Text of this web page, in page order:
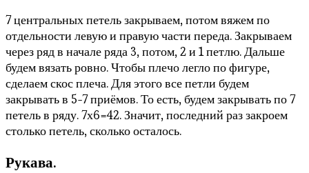
7 центральных петель закрываем, потом вяжем по
отдельности левую и правую части переда. Закрываем
через ряд в начале ряда 3, потом, 2 и 1 петлю. Дальше
будем вязать ровно. Чтобы плечо легло по фигуре,
сделаем скос плеча. Для этого все петли будем
закрывать в 5-7 приёмов. То есть, будем закрывать по 7
петель в ряду. 7х6=42. Значит, последний раз закроем
столько петель, сколько осталось.
Рукава.